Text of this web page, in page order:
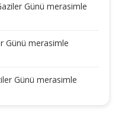
Günü merasimle
Günü merasimle
Günü merasimle